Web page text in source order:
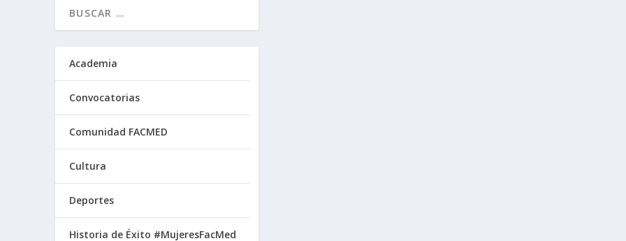
Academia
Convocatorias
Comunidad FACMED
Cultura
Deportes
Historia de Éxito #MujeresFacMed